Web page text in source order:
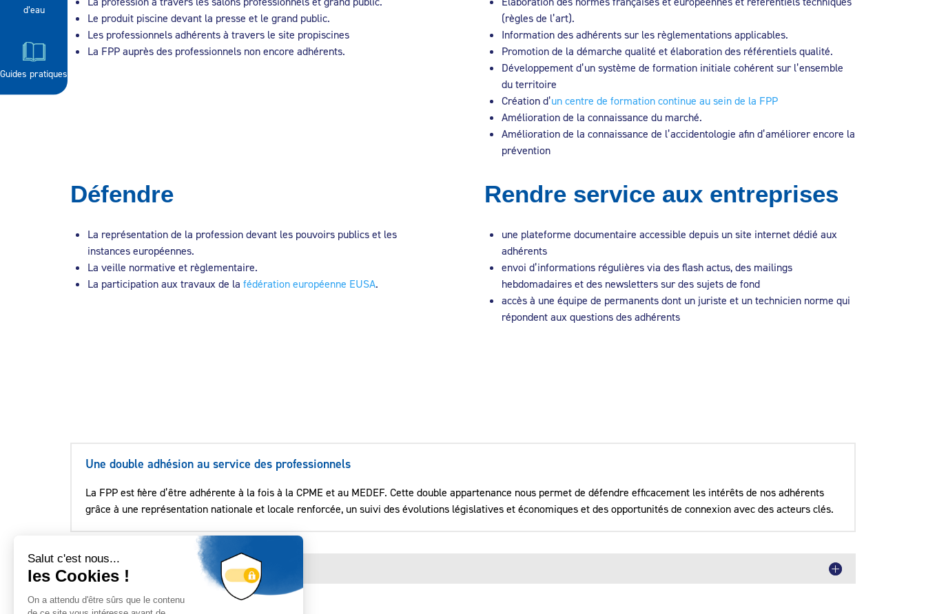
d’eau
Guides pratiques
Le produit piscine devant la presse et le grand public.
Les professionnels adhérents à travers le site propiscines
La FPP auprès des professionnels non encore adhérents.
(règles de l’art).
Information des adhérents sur les règlementations applicables.
Promotion de la démarche qualité et élaboration des référentiels qualité.
Développement d’un système de formation initiale cohérent sur l’ensemble
du territoire
Création d’un centre de formation continue au sein de la FPP
Amélioration de la connaissance du marché.
Amélioration de la connaissance de l’accidentologie afin d’améliorer encore la
prévention
Défendre
La représentation de la profession devant les pouvoirs publics et les
instances européennes.
La veille normative et règlementaire.
La participation aux travaux de la fédération européenne EUSA.
Rendre service aux entreprises
une plateforme documentaire accessible depuis un site internet dédié aux
adhérents
envoi d’informations régulières via des flash actus, des mailings
hebdomadaires et des newsletters sur des sujets de fond
accès à une équipe de permanents dont un juriste et un technicien norme qui
répondent aux questions des adhérents
Une double adhésion au service des professionnels
La FPP est fière d’être adhérente à la fois à la CPME et au MEDEF. Cette double appartenance nous permet de défendre efficacement les intérêts de nos adhérents
grâce à une représentation nationale et locale renforcée, un suivi des évolutions législatives et économiques et des opportunités de connexion avec des acteurs clés.